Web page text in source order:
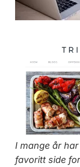
I mange år
favoritt side